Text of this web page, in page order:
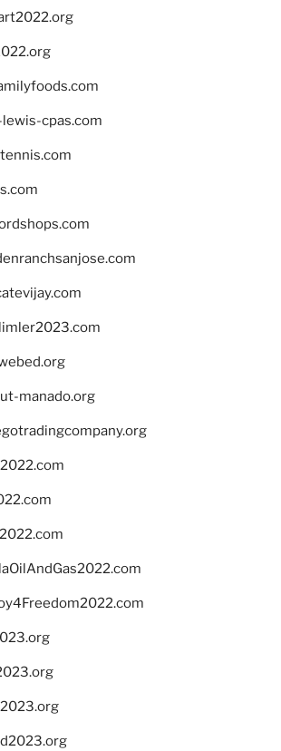
cpas.com
manado.org